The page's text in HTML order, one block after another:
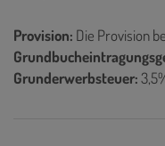
Provision: Die Provision
Grunderwerbsteuer: